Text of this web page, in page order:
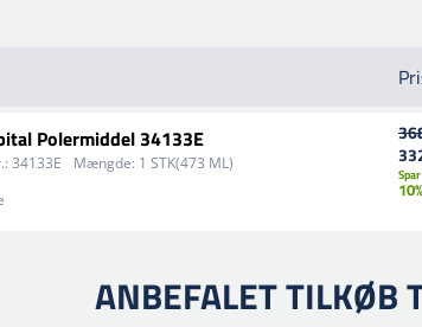
1
2
4
Polermiddel 34133E
34133E Mængde: 1 STK(473 ML)
Spar
10%
ANBEFALET TILKØB